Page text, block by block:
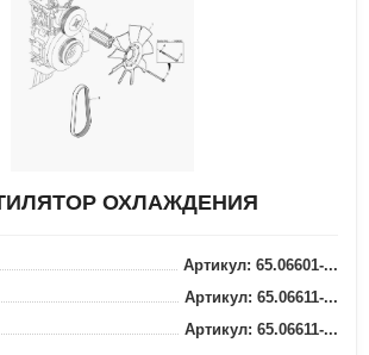
ОХЛАЖДЕНИЯ
Артикул: 65.06601-...
Артикул: 65.06611-...
Артикул: 65.06611-...